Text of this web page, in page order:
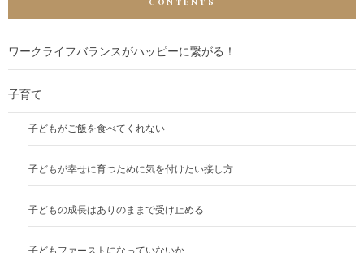
ワークライフバランスがハッピーに繋がる！
子育て
子どもがご飯を食べてくれない
子どもが幸せに育つために気を付けたい接し方
子どもの成長はありのままで受け止める
子どもファーストになっていないか